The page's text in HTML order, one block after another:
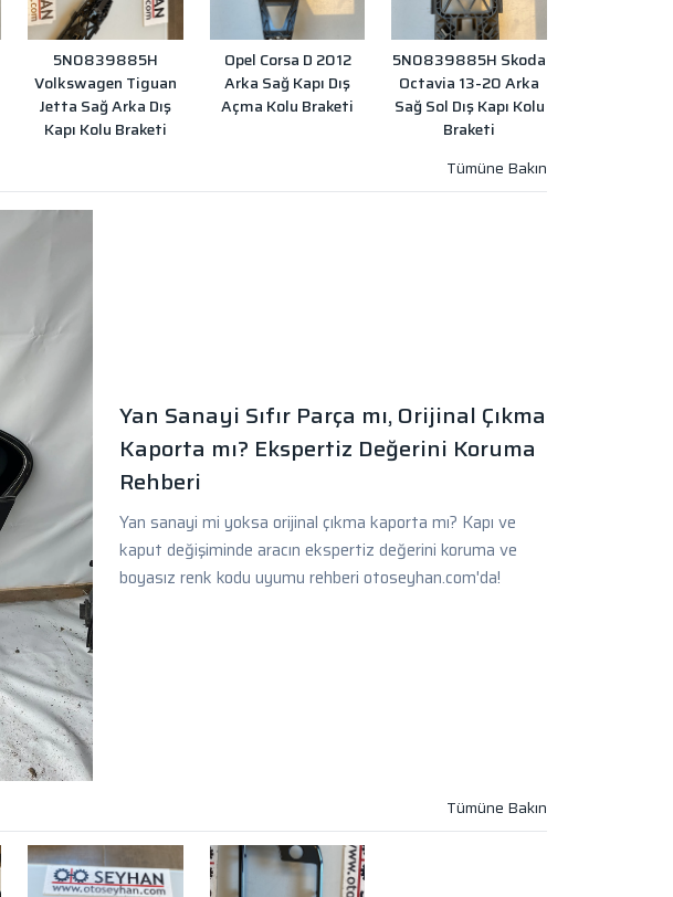
5N0839885H
Volkswagen Tiguan
Jetta Sağ Arka Dış
Kapı Kolu Braketi
Opel Corsa D 2012
Arka Sağ Kapı Dış
Açma Kolu Braketi
5N0839885H Skoda
Octavia 13-20 Arka
Sağ Sol Dış Kapı Kolu
Braketi
Yan Sanayi Sıfır Parça mı, Orijinal Çıkma
Kaporta mı? Ekspertiz Değerini Koruma
Rehberi
Yan sanayi mi yoksa orijinal çıkma kaporta mı? Kapı ve
kaput değişiminde aracın ekspertiz değerini koruma ve
boyasız renk kodu uyumu rehberi otoseyhan.com'da!